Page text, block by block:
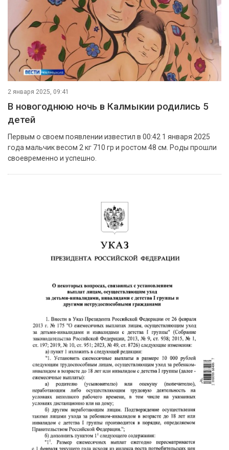
2 января 2025, 09:41
В новогоднюю ночь в Калмыкии родились 5
детей
Первым о своем появлении известил в 00:42 1 января 2025
года мальчик весом 2 кг 710 гр и ростом 48 см. Роды прошли
своевременно и успешно.